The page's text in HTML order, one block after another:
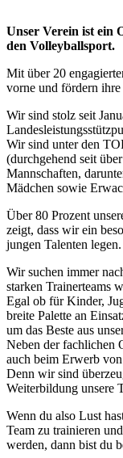
Unser Verein ist ein
den Volleyballsport.
Mit über 20
vorne und fördern
Wir sind stolz seit
Wir sind unter den
(durchgehend seit
Mannschaften,
Mädchen sowie
Über 80 Prozent
zeigt, dass wir ein
jungen Talenten legen.
Wir suchen immer
starken Trainerteams
Egal ob für Kinder,
breite Palette an
um das Beste aus
Neben der fachlichen
auch beim Erwerb
Denn wir sind
Weiterbildung unsere
Wenn du also Lust
Team zu trainieren
werden, dann bist du